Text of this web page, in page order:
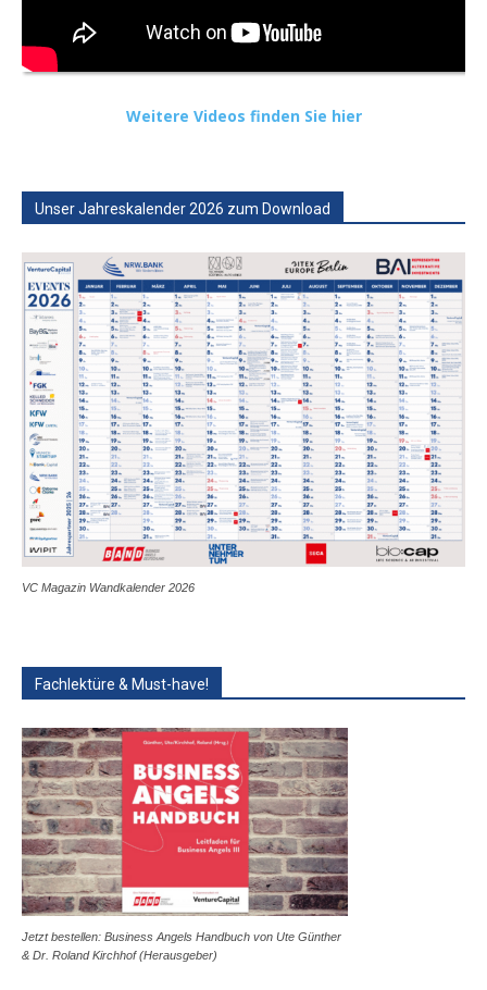
Weitere Videos finden Sie hier
Unser Jahreskalender 2026 zum Download
VC Magazin Wandkalender 2026
Fachlektüre & Must-have!
Jetzt bestellen: Business Angels Handbuch von Ute Günther
& Dr. Roland Kirchhof (Herausgeber)